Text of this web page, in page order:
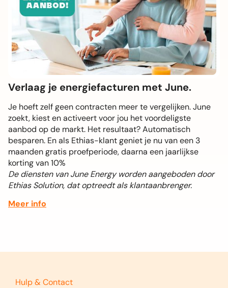
Verlaag je energiefacturen met June.
Je hoeft zelf geen contracten meer te vergelijken. June
zoekt, kiest en activeert voor jou het voordeligste
aanbod op de markt. Het resultaat? Automatisch
besparen. En als Ethias-klant geniet je nu van een 3
maanden gratis proefperiode, daarna een jaarlijkse
korting van 10%
De diensten van June Energy worden aangeboden door
Ethias Solution, dat optreedt als klantaanbrenger.
Meer info
Hulp & Contact